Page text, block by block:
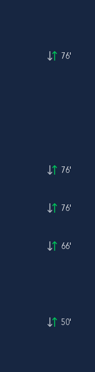
76'
76'
76'
66'
50'